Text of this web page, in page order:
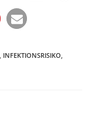
INFEKTIONSRISIKO